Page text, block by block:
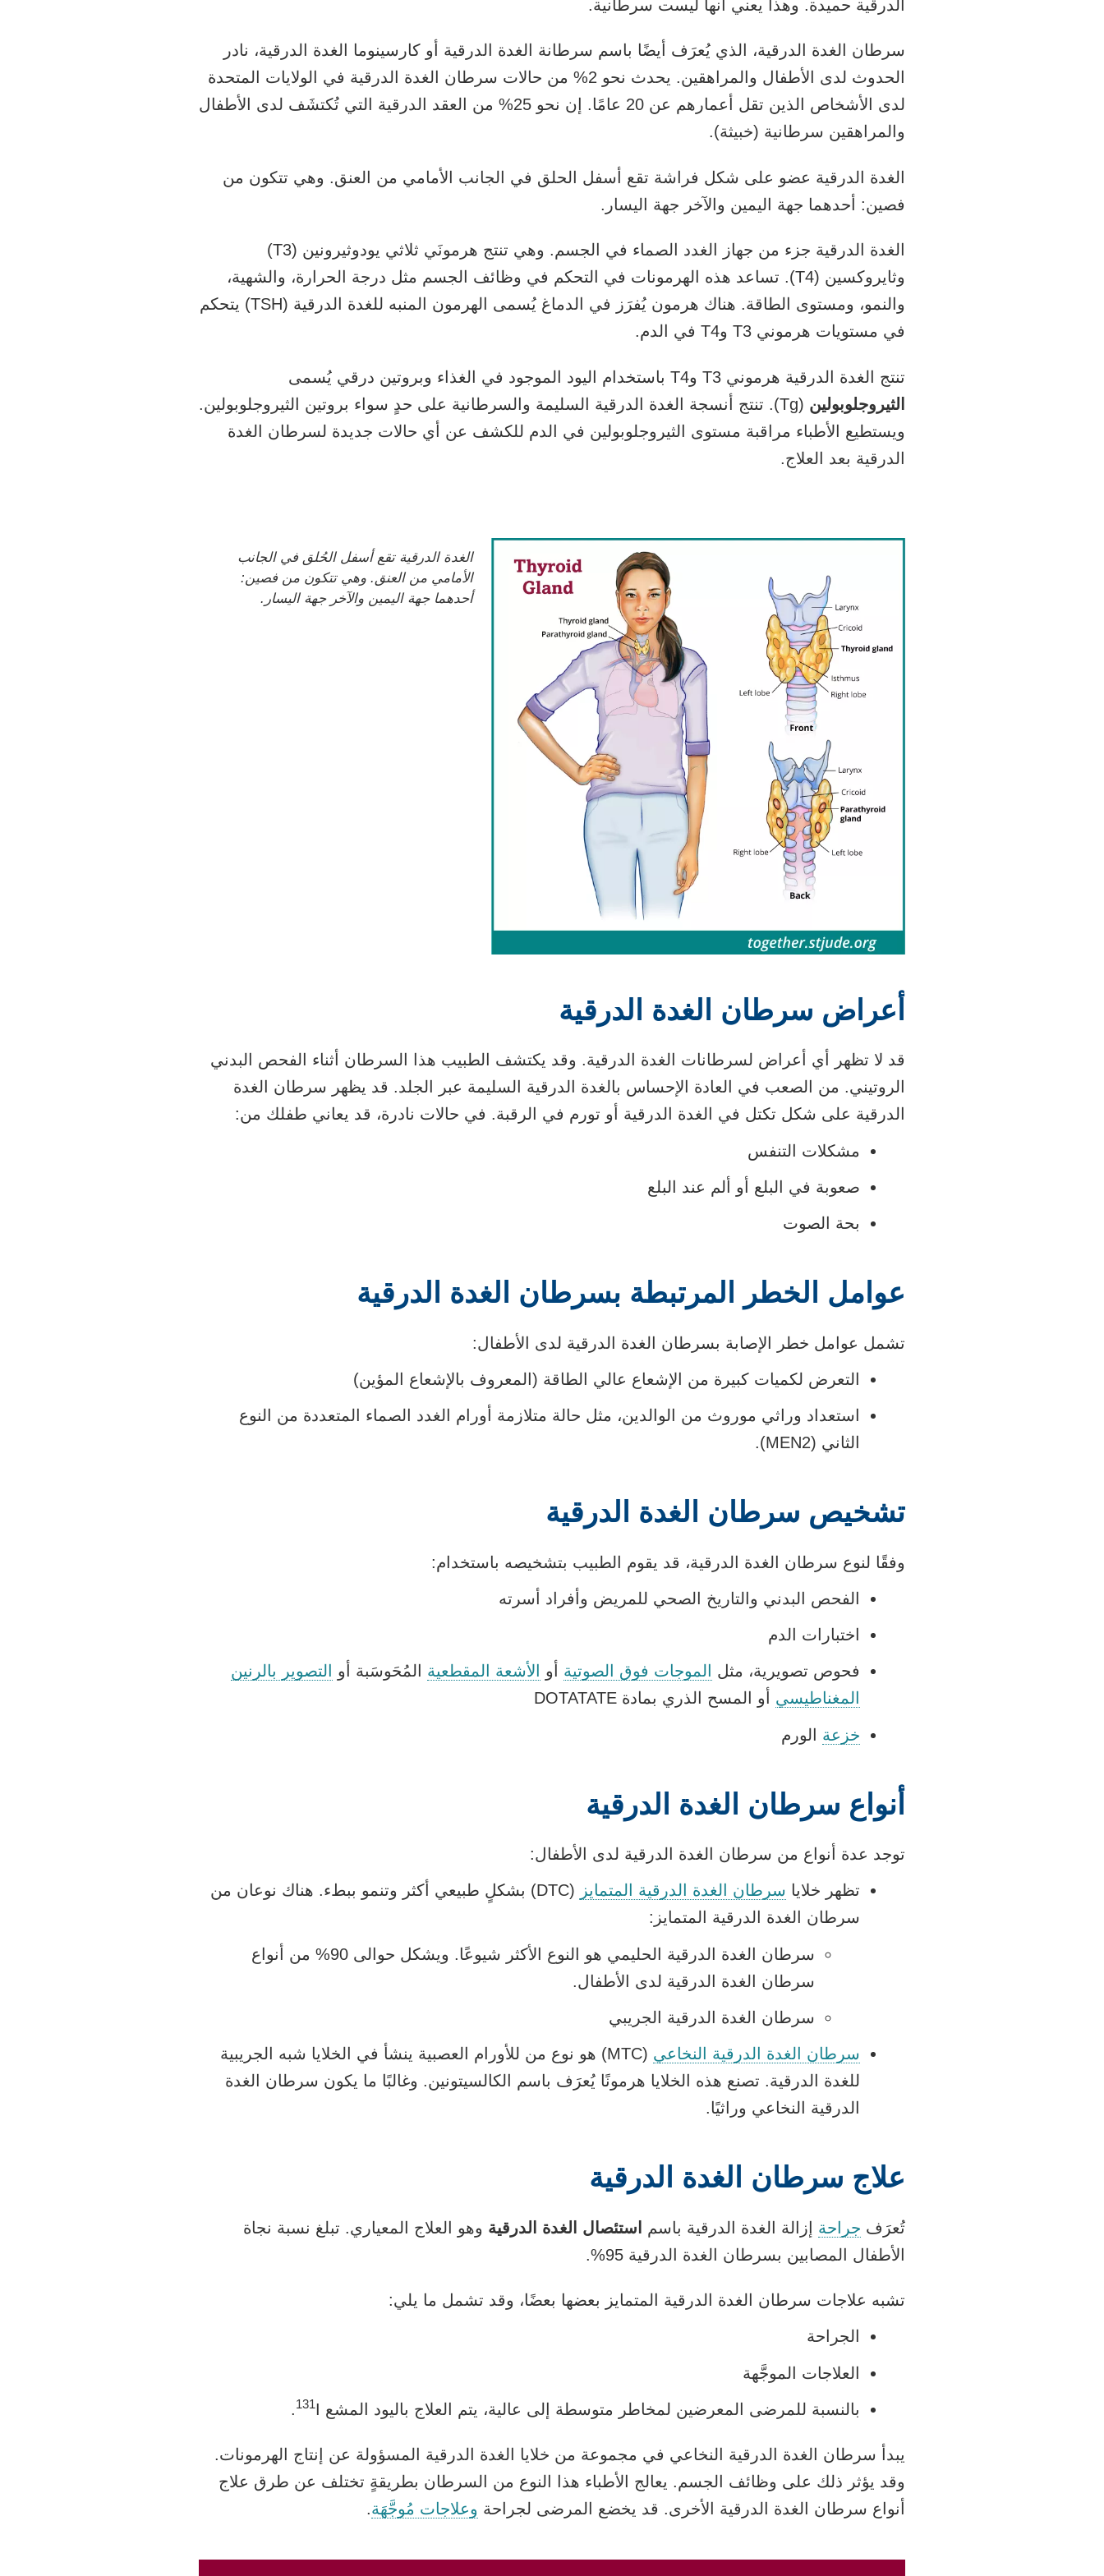
الدرقية حميدة. وهذا يعني أنها ليست سرطانية.
سرطان الغدة الدرقية، الذي يُعرَف أيضًا باسم سرطانة الغدة الدرقية أو كارسينوما الغدة الدرقية، نادر
الحدوث لدى الأطفال والمراهقين. يحدث نحو 2% من حالات سرطان الغدة الدرقية في الولايات المتحدة
لدى الأشخاص الذين تقل أعمارهم عن 20 عامًا. إن نحو 25% من العقد الدرقية التي تُكتشَف لدى الأطفال
والمراهقين سرطانية (خبيثة).
الغدة الدرقية عضو على شكل فراشة تقع أسفل الحلق في الجانب الأمامي من العنق. وهي تتكون من
فصين: أحدهما جهة اليمين والآخر جهة اليسار.
الغدة الدرقية جزء من جهاز الغدد الصماء في الجسم. وهي تنتج هرمونَي ثلاثي يودوثيرونين (T3)
وثايروكسين (T4). تساعد هذه الهرمونات في التحكم في وظائف الجسم مثل درجة الحرارة، والشهية،
والنمو، ومستوى الطاقة. هناك هرمون يُفرَز في الدماغ يُسمى الهرمون المنبه للغدة الدرقية (TSH) يتحكم
في مستويات هرموني T3 وT4 في الدم.
تنتج الغدة الدرقية هرموني T3 وT4 باستخدام اليود الموجود في الغذاء وبروتين درقي يُسمى
الثيروجلوبولين
(Tg). تنتج أنسجة الغدة الدرقية السليمة والسرطانية على حدٍ سواء بروتين الثيروجلوبولين.
ويستطيع الأطباء مراقبة مستوى الثيروجلوبولين في الدم للكشف عن أي حالات جديدة لسرطان الغدة
الدرقية بعد العلاج.
الغدة الدرقية تقع أسفل الحُلق في الجانب
الأمامي من العنق. وهي تتكون من فصين:
أحدهما جهة اليمين والآخر جهة اليسار.
أعراض سرطان الغدة الدرقية
قد لا تظهر أي أعراض لسرطانات الغدة الدرقية. وقد يكتشف الطبيب هذا السرطان أثناء الفحص البدني
الروتيني. من الصعب في العادة الإحساس بالغدة الدرقية السليمة عبر الجلد. قد يظهر سرطان الغدة
الدرقية على شكل تكتل في الغدة الدرقية أو تورم في الرقبة. في حالات نادرة، قد يعاني طفلك من:
مشكلات التنفس
صعوبة في البلع أو ألم عند البلع
بحة الصوت
عوامل الخطر المرتبطة بسرطان الغدة الدرقية
تشمل عوامل خطر الإصابة بسرطان الغدة الدرقية لدى الأطفال:
التعرض لكميات كبيرة من الإشعاع عالي الطاقة (المعروف بالإشعاع المؤين)
استعداد وراثي موروث من الوالدين، مثل حالة متلازمة أورام الغدد الصماء المتعددة من النوع
الثاني (MEN2).
تشخيص سرطان الغدة الدرقية
وفقًا لنوع سرطان الغدة الدرقية، قد يقوم الطبيب بتشخيصه باستخدام:
الفحص البدني والتاريخ الصحي للمريض وأفراد أسرته
اختبارات الدم
فحوص تصويرية، مثل الموجات فوق الصوتية أو الأشعة المقطعية المُحَوسَبة أو
التصوير بالرنين
المغناطيسي أو المسح الذري بمادة DOTATATE
خزعة الورم
أنواع سرطان الغدة الدرقية
توجد عدة أنواع من سرطان الغدة الدرقية لدى الأطفال:
تظهر خلايا سرطان الغدة الدرقية المتمايز
(DTC) بشكلٍ طبيعي أكثر وتنمو ببطء. هناك نوعان من
سرطان الغدة الدرقية المتمايز:
سرطان الغدة الدرقية الحليمي هو النوع الأكثر شيوعًا. ويشكل حوالى 90% من أنواع
سرطان الغدة الدرقية لدى الأطفال.
سرطان الغدة الدرقية الجريبي
سرطان الغدة الدرقية النخاعي (MTC) هو نوع من للأورام العصبية ينشأ في الخلايا شبه الجريبية
للغدة الدرقية. تصنع هذه الخلايا هرمونًا يُعرَف باسم الكالسيتونين. وغالبًا ما يكون سرطان الغدة
الدرقية النخاعي وراثيًا.
علاج سرطان الغدة الدرقية
تُعرَف جراحة إزالة الغدة الدرقية باسم استئصال الغدة الدرقية وهو العلاج المعياري. تبلغ نسبة نجاة
الأطفال المصابين بسرطان الغدة الدرقية 95%.
تشبه علاجات سرطان الغدة الدرقية المتمايز بعضها بعضًا، وقد تشمل ما يلي:
الجراحة
العلاجات الموجَّهة
بالنسبة للمرضى المعرضين لمخاطر متوسطة إلى عالية، يتم العلاج باليود المشع 131I.
يبدأ سرطان الغدة الدرقية النخاعي في مجموعة من خلايا الغدة الدرقية المسؤولة عن إنتاج الهرمونات.
وقد يؤثر ذلك على وظائف الجسم. يعالج الأطباء هذا النوع من السرطان بطريقةٍ تختلف عن طرق علاج
أنواع سرطان الغدة الدرقية الأخرى. قد يخضع المرضى لجراحة وعلاجات مُوجَّهَة.